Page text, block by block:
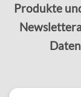
Produkte